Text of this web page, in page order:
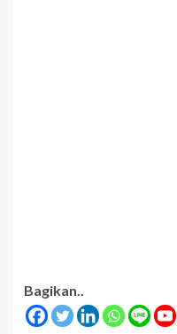
Bagikan..